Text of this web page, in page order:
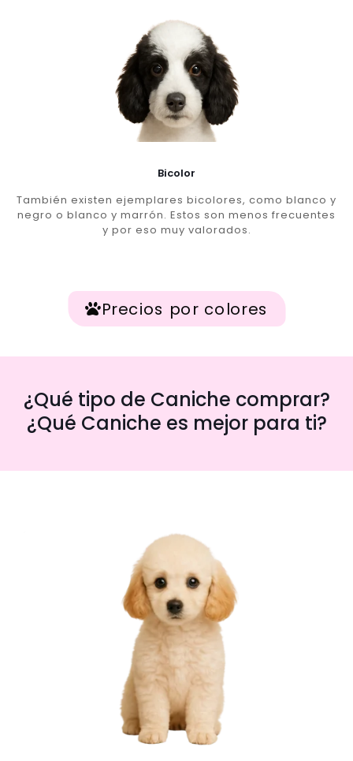
Bicolor
También existen ejemplares bicolores, como blanco y
negro o blanco y marrón. Estos son menos frecuentes
y por eso muy valorados.
Precios por colores
¿Qué tipo de Caniche comprar?
¿Qué Caniche es mejor para ti?